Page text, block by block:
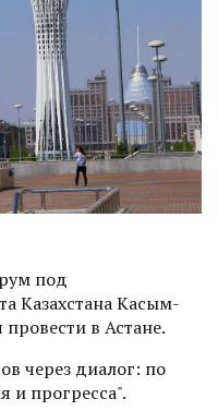
под
Казахстана Касым-
в Астане.
через диалог: по
и прогресса".